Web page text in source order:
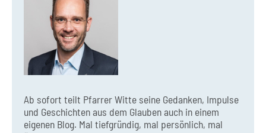
Ab sofort teilt Pfarrer Witte seine Gedanken, Impulse
und Geschichten aus dem Glauben auch in einem
eigenen Blog. Mal tiefgründig, mal persönlich, mal